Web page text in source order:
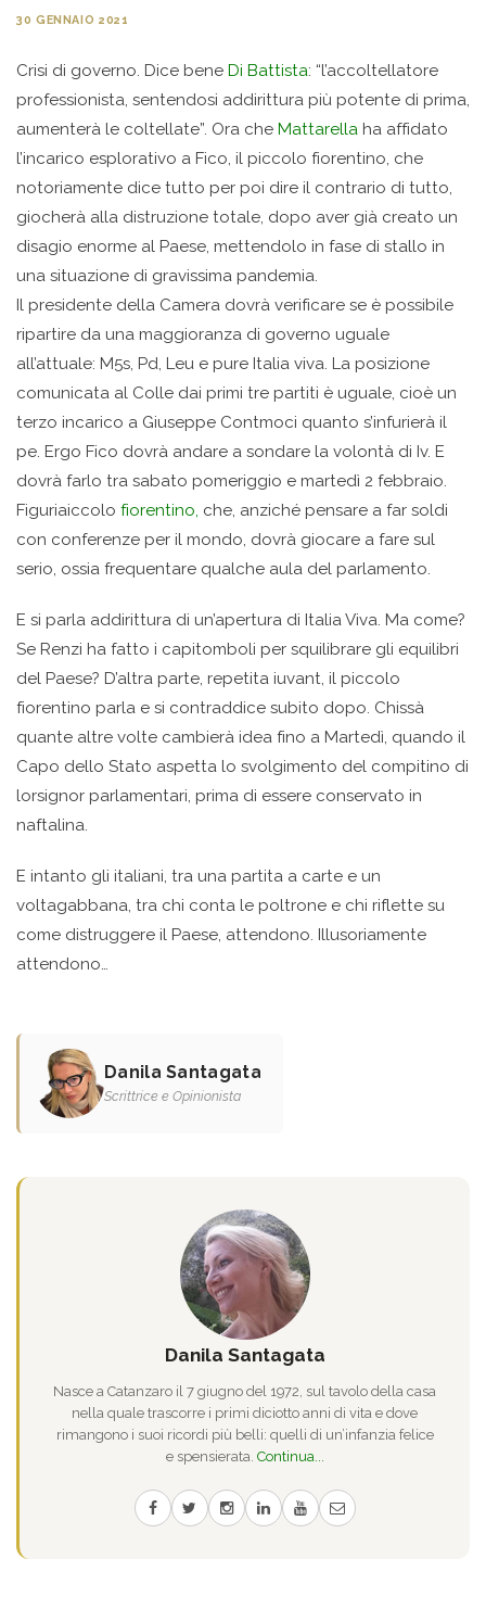
30 GENNAIO 2021
Crisi di governo. Dice bene Di Battista: “l’accoltellatore
professionista, sentendosi addirittura più potente di prima,
aumenterà le coltellate”. Ora che Mattarella ha affidato
l’incarico esplorativo a Fico, il piccolo fiorentino, che
notoriamente dice tutto per poi dire il contrario di tutto,
giocherà alla distruzione totale, dopo aver già creato un
disagio enorme al Paese, mettendolo in fase di stallo in
una situazione di gravissima pandemia.
Il presidente della Camera dovrà verificare se è possibile
ripartire da una maggioranza di governo uguale
all’attuale: M5s, Pd, Leu e pure Italia viva. La posizione
comunicata al Colle dai primi tre partiti è uguale, cioè un
terzo incarico a Giuseppe Contmoci quanto s’infurierà il
pe. Ergo Fico dovrà andare a sondare la volontà di Iv. E
dovrà farlo tra sabato pomeriggio e martedì 2 febbraio.
Figuriaiccolo fiorentino, che, anziché pensare a far soldi
con conferenze per il mondo, dovrà giocare a fare sul
serio, ossia frequentare qualche aula del parlamento.
E si parla addirittura di un’apertura di Italia Viva. Ma come?
Se Renzi ha fatto i capitomboli per squilibrare gli equilibri
del Paese? D’altra parte, repetita iuvant, il piccolo
fiorentino parla e si contraddice subito dopo. Chissà
quante altre volte cambierà idea fino a Martedì, quando il
Capo dello Stato aspetta lo svolgimento del compitino di
lorsignor parlamentari, prima di essere conservato in
naftalina.
E intanto gli italiani, tra una partita a carte e un
voltagabbana, tra chi conta le poltrone e chi riflette su
come distruggere il Paese, attendono. Illusoriamente
attendono…
Danila Santagata
Scrittrice e Opinionista
Danila Santagata
Nasce a Catanzaro il 7 giugno del 1972, sul tavolo della casa
nella quale trascorre i primi diciotto anni di vita e dove
rimangono i suoi ricordi più belli: quelli di un’infanzia felice
e spensierata. Continua...